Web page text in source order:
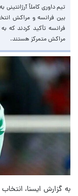
تیم داوری کاملاً
بین فرانسه و مراکش
فرانسه تأکید کردند که
مراکش متمرکز هستند.
به گزارش ایسنا،